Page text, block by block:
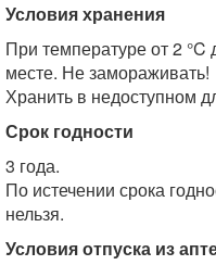
Условия хранения
При температуре от 2
месте. Не замораживать!
Хранить в недоступном
Срок годности
3 года.
По истечении срока
нельзя.
Условия отпуска из